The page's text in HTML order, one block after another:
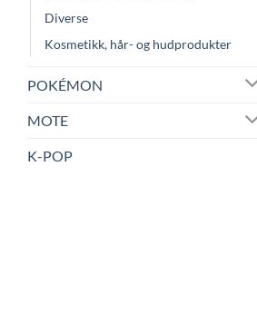
Diverse
Kosmetikk, hår- og hudprodukter
POKÉMON
MOTE
K-POP